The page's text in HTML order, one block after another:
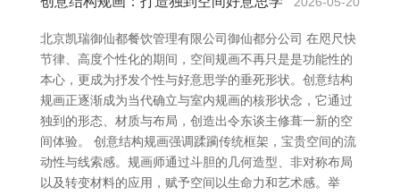
北京凯瑞御仙都餐饮管理有限公司御仙都分公司 在咫尺快
节律、高度个性化的期间，空间规画不再只是是功能性的
本心，更成为抒发个性与好意思学的垂死形状。创意结构
规画正逐渐成为当代确立与室内规画的核形状念，它通过
独到的形态、材质与布局，创造出令东谈主修葺一新的空
间体验。 创意结构规画强调蹂躏传统框架，宝贵空间的流
动性与线索感。规画师通过斗胆的几何造型、非对称布局
以及转变材料的应用，赋予空间以生命力和艺术感。举